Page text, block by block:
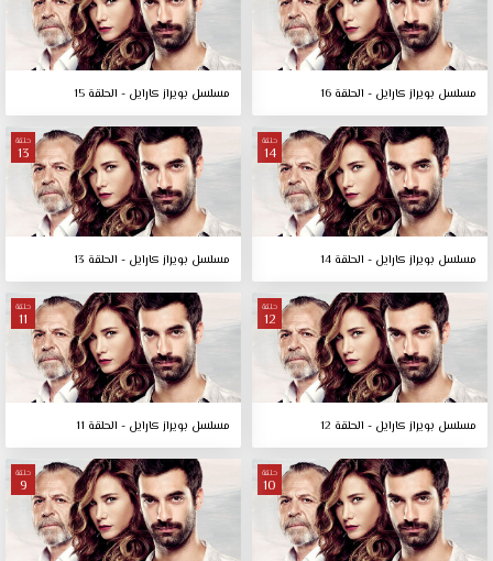
مسلسل بويراز كارايل - الحلقة 16 مسلسل بويراز كارايل - الحلقة 15
حلقة
14
مسلسل بويراز كارايل - الحلقة 14
حلقة
13
مسلسل بويراز كارايل - الحلقة 13
حلقة
12
مسلسل بويراز كارايل - الحلقة 12
حلقة
11
مسلسل بويراز كارايل - الحلقة 11
حلقة
10
حلقة
9